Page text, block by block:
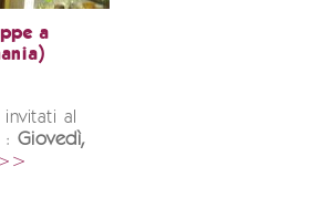
a
al
: Giovedì,